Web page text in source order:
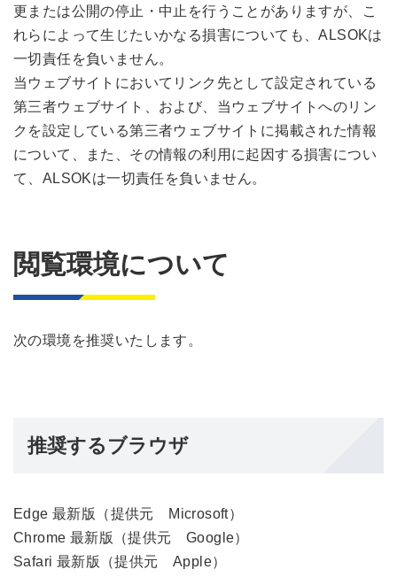
更または公開の停止・中止を行うことがありますが、こ
れらによって生じたいかなる損害についても、ALSOKは
一切責任を負いません。
当ウェブサイトにおいてリンク先として設定されている
第三者ウェブサイト、および、当ウェブサイトへのリン
クを設定している第三者ウェブサイトに掲載された情報
について、また、その情報の利用に起因する損害につい
て、ALSOKは一切責任を負いません。
閲覧環境について
次の環境を推奨いたします。
推奨するブラウザ
Edge 最新版（提供元 Microsoft）
Chrome 最新版（提供元 Google）
Safari 最新版（提供元 Apple）